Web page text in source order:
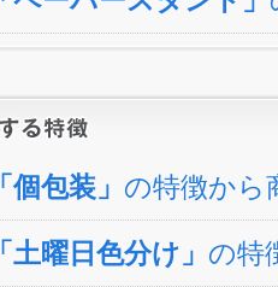
「個包装」 の特徴から
「土曜日色分け」 の特